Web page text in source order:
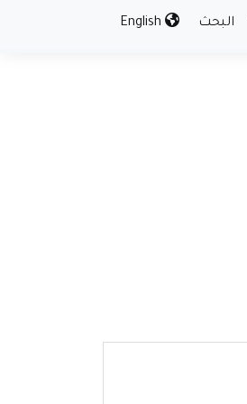
البحث